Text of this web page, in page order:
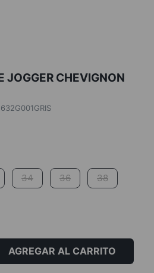
JOGGER CHEVIGNON
632G001GRIS
34 36 38
AGREGAR AL CARRITO